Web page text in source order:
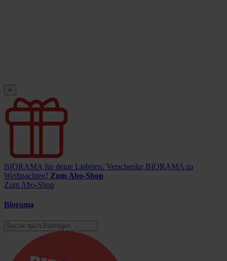
×
BIORAMA für deine Liebsten. Verschenke BIORAMA zu
Weihnachten! Zum Abo-Shop
Zum Abo-Shop
Biorama